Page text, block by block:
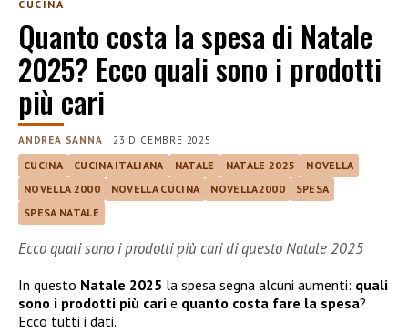
CUCINA
Quanto costa la spesa di Natale
2025? Ecco quali sono i prodotti
più cari
ANDREA SANNA | 23 DICEMBRE 2025
CUCINA CUCINA ITALIANA NATALE NATALE 2025
NOVELLA
NOVELLA 2000
NOVELLA CUCINA NOVELLA2000
SPESA
SPESA NATALE
Ecco quali sono i prodotti più cari di questo Natale 2025
In questo Natale 2025 la spesa segna alcuni aumenti: quali
sono i prodotti più cari e quanto costa fare la spesa?
Ecco tutti i dati.